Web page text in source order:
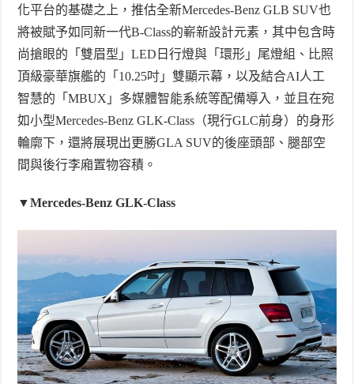
化平台的基礎之上，推估全新Mercedes-Benz GLB SUV也
將被賦予如同新一代B-Class的嶄新設計元素，其中包含時
尚搶眼的「雙眉型」LED 日行燈與「環形」尾燈組、比照
頂級豪華旗艦的「 10.25吋」雙顯示幕，以及結合AI人工
智慧的「MBUX 」多媒體智能系統等配備導入，並且在宛
如小型Mercedes-Benz GLK-Class （現行GLC前身）的身形
輪廓下，還將展現出更勝GLA SUV的後座頭部、腿部空
間與後行李廂置物容積。
▼Mercedes-Benz GLK-Class